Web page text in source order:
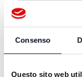
Consenso
Questo sito web